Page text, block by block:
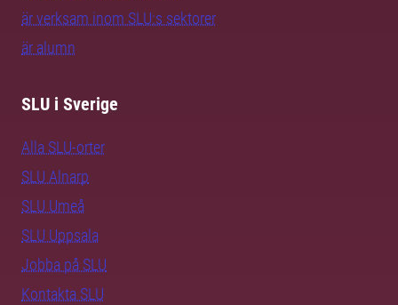
är verksam inom SLU:s sektorer
är alumn
SLU i Sverige
Alla SLU-orter
SLU Alnarp
SLU Umeå
SLU Uppsala
Jobba på SLU
Kontakta SLU